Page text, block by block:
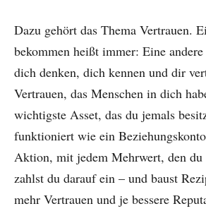
Dazu gehört das Thema Vertrauen.
bekommen heißt immer: Eine andere
dich denken, dich kennen und dir
Vertrauen, das Menschen in dich
wichtigste Asset, das du jemals
funktioniert wie ein
Aktion, mit jedem Mehrwert, den du
zahlst du darauf ein – und baust
mehr Vertrauen und je bessere